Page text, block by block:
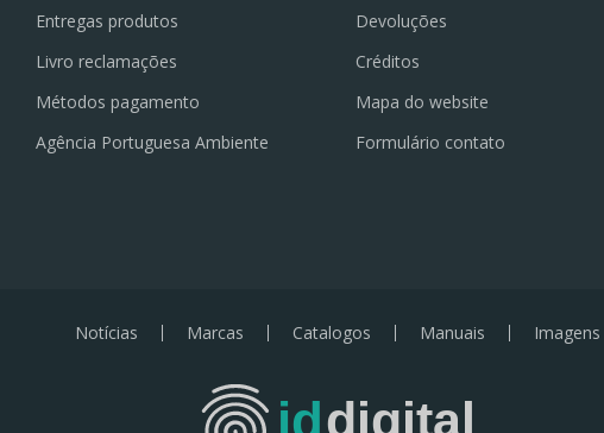
Entregas produtos
Livro reclamações
Métodos pagamento
Agência Portuguesa Ambiente
Devoluções
Créditos
Mapa do website
Formulário contato
Notícias Marcas Catalogos Manuais Imagens